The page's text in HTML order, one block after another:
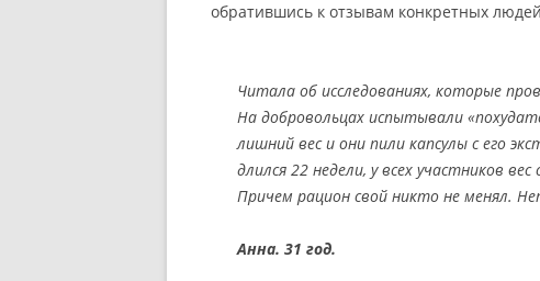
обратившись к отзывам конкретных
Читала об исследованиях, которые
На добровольцах испытывали
лишний вес и они пили капсулы с его
длился 22 недели, у всех участников
Причем рацион свой никто не менял.
Анна. 31 год.